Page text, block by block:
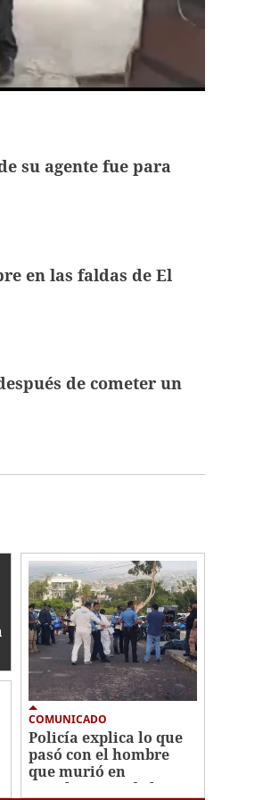
su agente fue para
en las faldas de El
de cometer un
COMUNICADO
Policía explica lo que
pasó con el hombre
que murió en
instalaciones de la